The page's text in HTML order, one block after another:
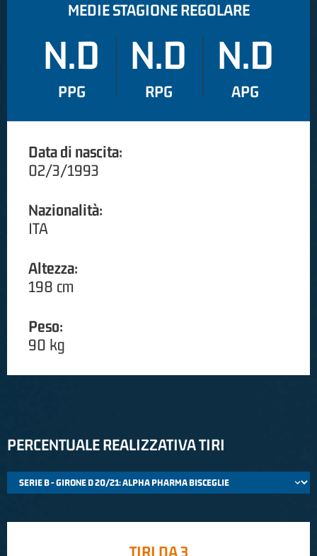
MEDIE STAGIONE REGOLARE
N.D
PPG
N.D
RPG
N.D
APG
Data di nascita:
02/3/1993
Nazionalità:
ITA
Altezza:
198 cm
Peso:
90 kg
PERCENTUALE REALIZZATIVA TIRI
TIRI DA 3